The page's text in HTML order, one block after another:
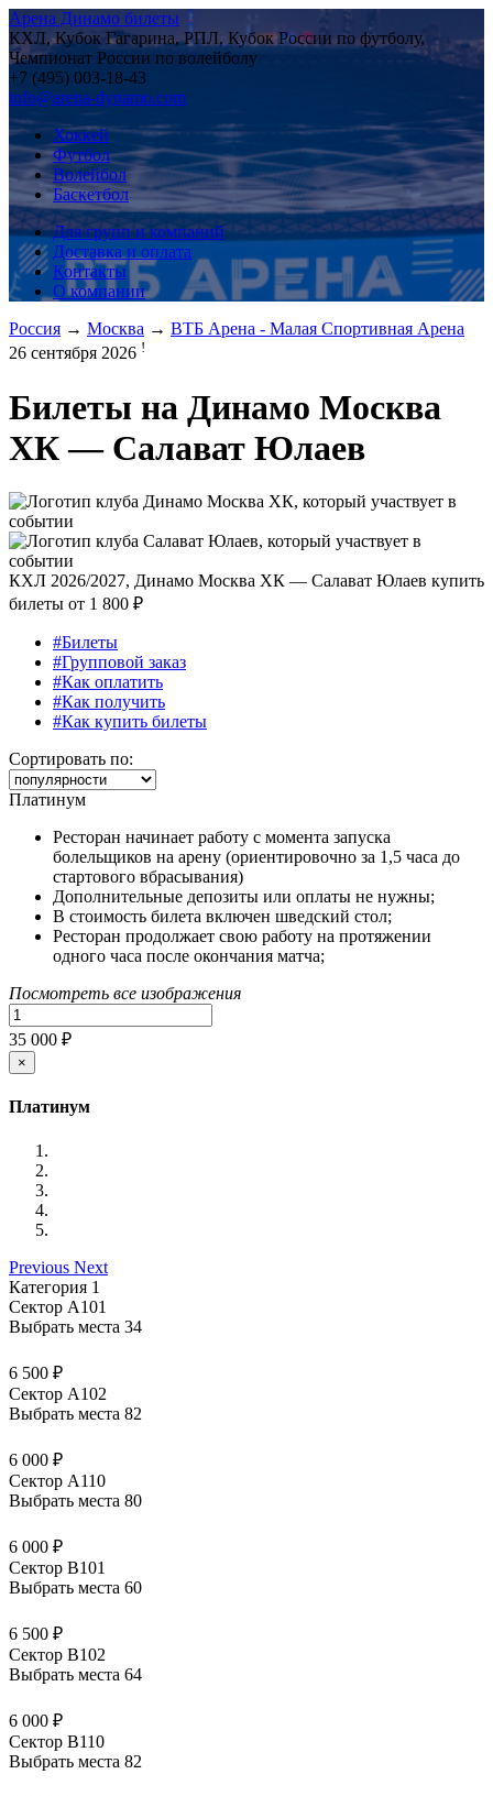
Арена Динамо билеты
КХЛ, Кубок Гагарина, РПЛ, Кубок России по футболу,
Чемпионат России по волейболу
+7 (495) 003-18-43
info@arena-dynamo.com
Хоккей
Футбол
Волейбол
Баскетбол
Для групп и компаний
Доставка и оплата
Контакты
О компании
Россия → Москва → ВТБ Арена - Малая Спортивная Арена
26 сентября 2026 !
Билеты на Динамо Москва
ХК — Салават Юлаев
КХЛ 2026/2027, Динамо Москва ХК — Салават Юлаев купить
билеты от 1 800 ₽
#Билеты
#Групповой заказ
#Как оплатить
#Как получить
#Как купить билеты
Сортировать по:
Платинум
Ресторан начинает работу с момента запуска
болельщиков на арену (ориентировочно за 1,5 часа до
стартового вбрасывания)
Дополнительные депозиты или оплаты не нужны;
В стоимость билета включен шведский стол;
Ресторан продолжает свою работу на протяжении
одного часа после окончания матча;
Посмотреть все изображения
35 000 ₽
×
Платинум
Previous Next
Категория 1
Сектор А101
Выбрать места 34
6 500 ₽
Сектор А102
Выбрать места 82
6 000 ₽
Сектор А110
Выбрать места 80
6 000 ₽
Сектор В101
Выбрать места 60
6 500 ₽
Сектор В102
Выбрать места 64
6 000 ₽
Сектор В110
Выбрать места 82